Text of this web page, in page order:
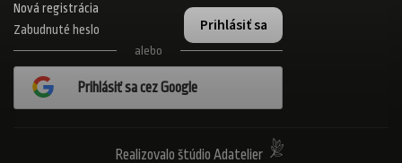
Prihlásiť sa
Nová registrácia
Zabudnuté heslo
alebo
Prihlásiť sa cez Google
Realizovalo štúdio Adatelier